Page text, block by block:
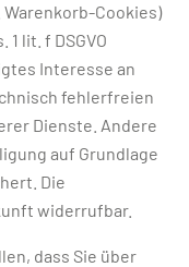
Cookies)
lit. f DSGVO
Interesse an
fehlerfreien
Dienste. Andere
auf Grundlage
Die
widerrufbar.
dass Sie über